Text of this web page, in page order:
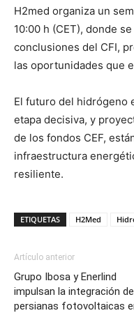
H2med organiza un
10:00 h (CET), donde
conclusiones del CFI,
las oportunidades que
El futuro del hidrógeno
etapa decisiva, y
de los fondos CEF,
infraestructura
resiliente.
ETIQUETAS H2Med
Artículo anterior
Grupo Ibosa y Enerlind
impulsan la integración de
persianas fotovoltaicas